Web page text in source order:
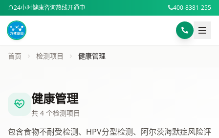
24小时健康咨询热线开通中 400-8381-255
首页 检测项目 健康管理
健康管理
共 4 个检测项目
包含食物不耐受检测、HPV分型检测、阿尔茨海默症风险评
样本采集指南
身高 (cm)
体重 (kg)
电话咨询 400-8381-255
微信扫码咨询